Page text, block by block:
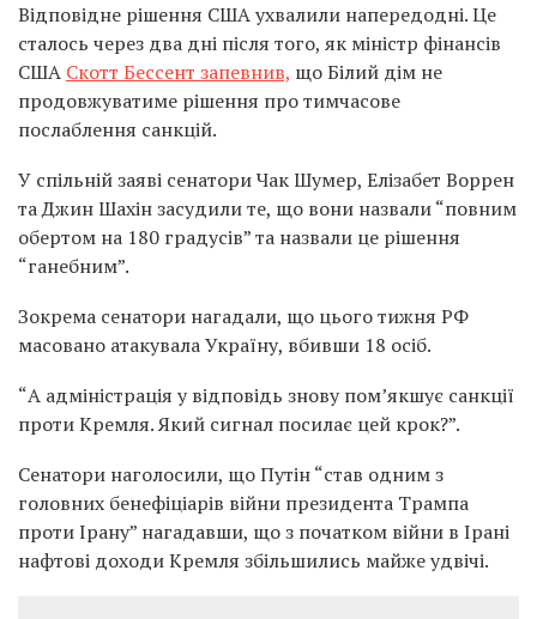
Відповідне рішення США ухвалили напередодні. Це
сталось через два дні після того, як міністр фінансів
США Скотт Бессент запевнив, що Білий дім не
продовжуватиме рішення про тимчасове
послаблення санкцій.
У спільній заяві сенатори Чак Шумер, Елізабет Воррен
та Джин Шахін засудили те, що вони назвали “повним
обертом на 180 градусів” та назвали це рішення
“ганебним”.
Зокрема сенатори нагадали, що цього тижня РФ
масовано атакувала Україну, вбивши 18 осіб.
“А адміністрація у відповідь знову пом’якшує санкції
проти Кремля. Який сигнал посилає цей крок?”.
Сенатори наголосили, що Путін “став одним з
головних бенефіціарів війни президента Трампа
проти Ірану” нагадавши, що з початком війни в Ірані
нафтові доходи Кремля збільшились майже удвічі.